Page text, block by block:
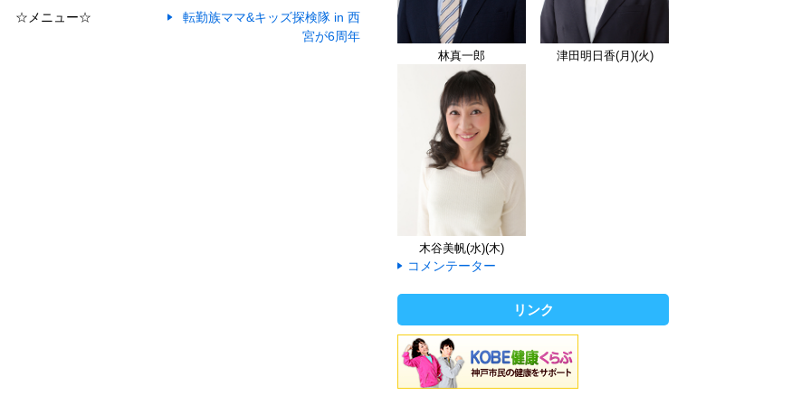
☆メニュー☆
転勤族ママ&キッズ探検隊 in 西
宮が6周年
林真一郎 津田明日香(月)(火)
木谷美帆(水)(木)
コメンテーター
リンク